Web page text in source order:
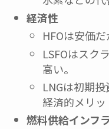
経済性
HFOは安価
LSFOはスク
高い。
LNGは初期
経済的メリッ
燃料供給インフラ